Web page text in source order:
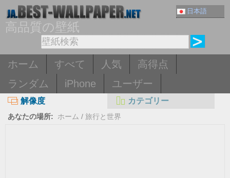
日本語
高品質の壁紙
ホーム すべて 人気
高得点
ランダム
iPhone ユーザー
解像度 カテゴリー
あなたの場所: ホーム / 旅行と世界